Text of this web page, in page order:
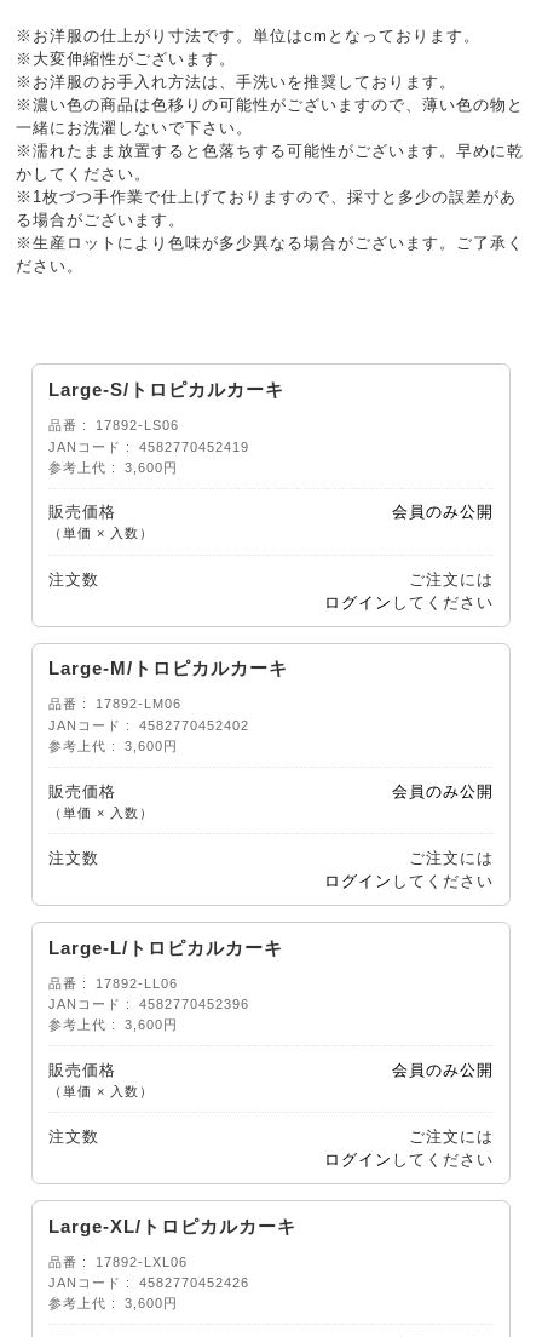
※お洋服の仕上がり寸法です。単位はcmとなっております。
※大変伸縮性がございます。
※お洋服のお手入れ方法は、手洗いを推奨しております。
※濃い色の商品は色移りの可能性がございますので、薄い色の物と
一緒にお洗濯しないで下さい。
※濡れたまま放置すると色落ちする可能性がございます。早めに乾
かしてください。
※1枚づつ手作業で仕上げておりますので、採寸と多少の誤差があ
る場合がございます。
※生産ロットにより色味が多少異なる場合がございます。ご了承く
ださい。
Large-S/トロピカルカーキ
品番
17892-LS06
JANコード
4582770452419
参考上代
3,600円
販売価格
（単価 × 入数）
会員のみ公開
注文数
ご注文には
ログイン してください
Large-M/トロピカルカーキ
品番
17892-LM06
JANコード
4582770452402
参考上代
3,600円
販売価格
（単価 × 入数）
会員のみ公開
注文数
ご注文には
ログイン してください
Large-L/トロピカルカーキ
品番
17892-LL06
JANコード
4582770452396
参考上代
3,600円
販売価格
（単価 × 入数）
会員のみ公開
注文数
ご注文には
ログイン してください
Large-XL/トロピカルカーキ
品番
17892-LXL06
JANコード
4582770452426
参考上代
3,600円